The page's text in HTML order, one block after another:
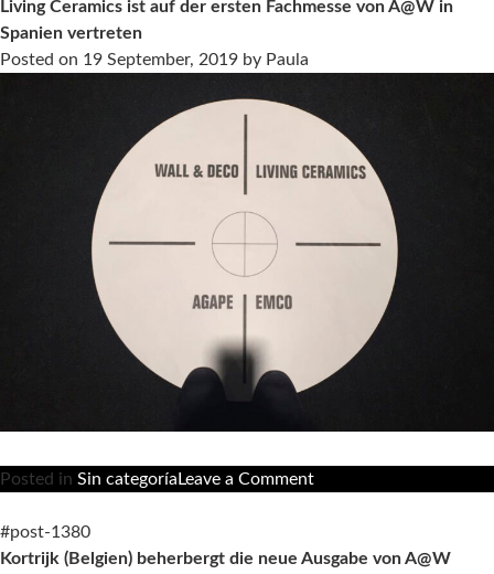
Series,
die
Keramik
und
Massivholz
sich
Living Ceramics ist auf der ersten Fachmesse von A@W in
Spanien vertreten
Posted on 19 September, 2019 by Paula
Posted in Sin categoría Leave a Commenton
ist
#post-1380
Kortrijk (Belgien) beherbergt die neue Ausgabe von A@W